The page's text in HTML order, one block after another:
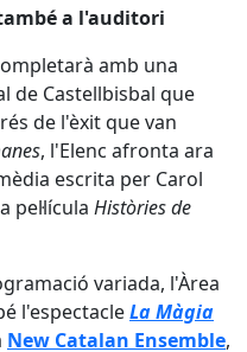
a l'auditori
amb una
de Castellbisbal que
de l'èxit que van
, l'Elenc afronta ara
escrita per Carol
pel·lícula Històries de
variada, l'Àrea
l'espectacleLa Màgia
New Catalan Ensemble,